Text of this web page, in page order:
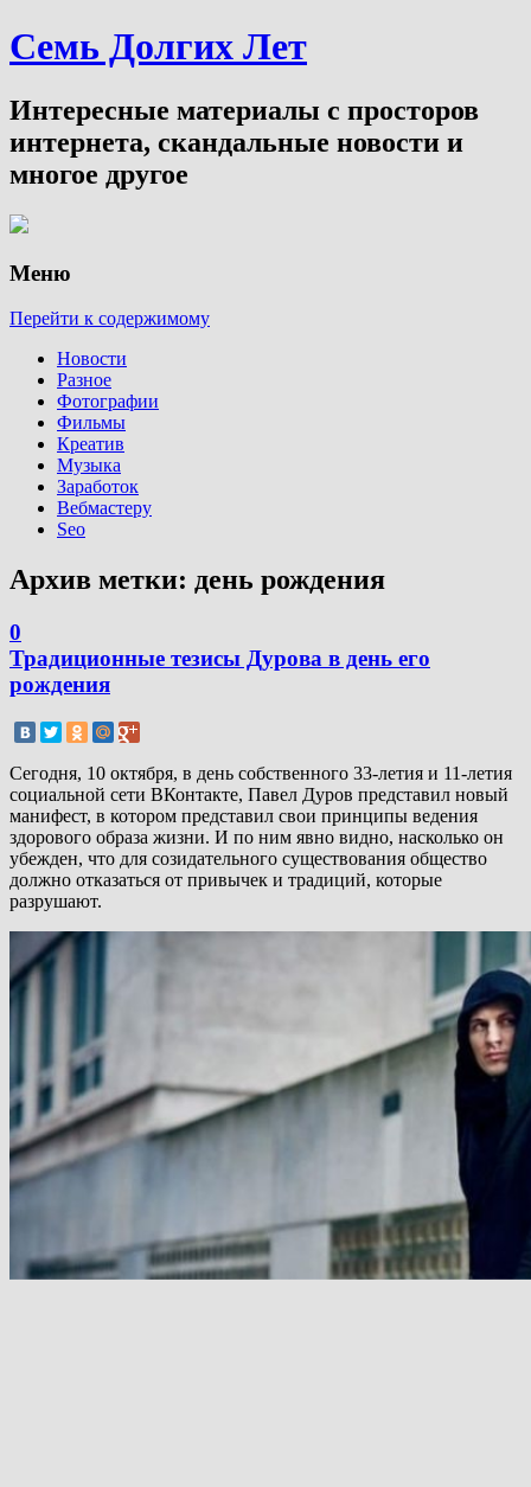
Семь Долгих Лет
Интересные материалы с просторов
интернета, скандальные новости и
многое другое
Меню
Перейти к содержимому
Новости
Разное
Фотографии
Фильмы
Креатив
Музыка
Заработок
Вебмастеру
Seo
Архив метки: день рождения
0
Традиционные тезисы Дурова в день его
рождения
Сегодня, 10 октября, в день собственного 33-летия и 11-летия
социальной сети ВКонтакте, Павел Дуров представил новый
манифест, в котором представил свои принципы ведения
здорового образа жизни. И по ним явно видно, насколько он
убежден, что для созидательного существования общество
должно отказаться от привычек и традиций, которые
разрушают.